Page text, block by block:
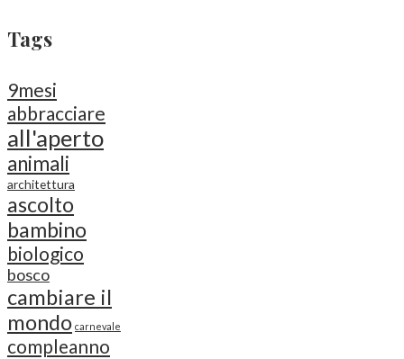
Tags
9mesi
abbracciare
all'aperto
animali
architettura
ascolto
bambino
biologico
bosco
cambiare il
mondo carnevale
compleanno